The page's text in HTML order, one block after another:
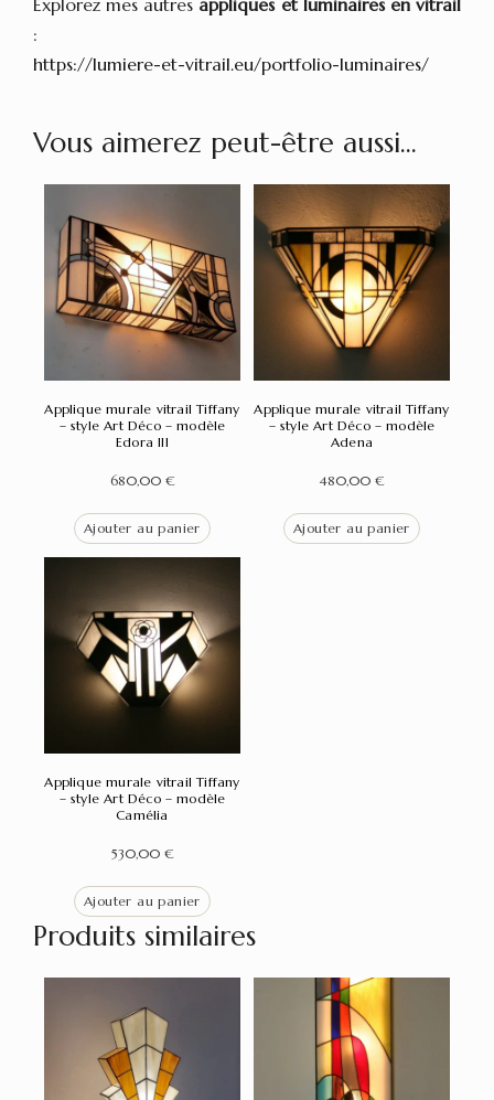
:
https://lumiere-et-vitrail.eu/portfolio-luminaires/
Vous aimerez peut-être aussi…
Applique murale vitrail Tiffany
– style Art Déco – modèle
Edora III
680,00 €
Ajouter au panier
Applique murale vitrail Tiffany
– style Art Déco – modèle
Adena
480,00 €
Ajouter au panier
Applique murale vitrail Tiffany
– style Art Déco – modèle
Camélia
530,00 €
Ajouter au panier
Produits similaires